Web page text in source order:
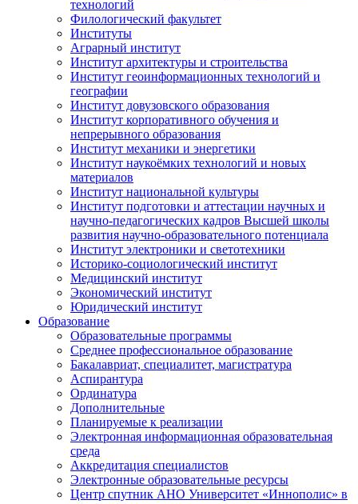
технологий
Филологический факультет
Институты
Аграрный институт
Институт архитектуры и строительства
Институт геоинформационных технологий и
географии
Институт довузовского образования
Институт корпоративного обучения и
непрерывного образования
Институт механики и энергетики
Институт наукоёмких технологий и новых
материалов
Институт национальной культуры
Институт подготовки и аттестации научных и
научно-педагогических кадров Высшей школы
развития научно-образовательного потенциала
Институт электроники и светотехники
Историко-социологический институт
Медицинский институт
Экономический институт
Юридический институт
Образование
Образовательные программы
Среднее профессиональное образование
Бакалавриат, специалитет, магистратура
Аспирантура
Ординатура
Дополнительные
Планируемые к реализации
Электронная информационная образовательная
среда
Аккредитация специалистов
Электронные образовательные ресурсы
Центр спутник АНО Университет «Иннополис» в